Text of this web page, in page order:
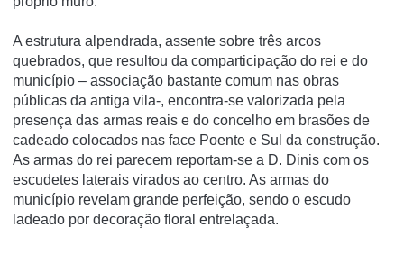
A estrutura alpendrada, assente sobre três arcos
quebrados, que resultou da comparticipação do rei e do
município – associação bastante comum nas obras
públicas da antiga vila-, encontra-se valorizada pela
presença das armas reais e do concelho em brasões de
cadeado colocados nas face Poente e Sul da construção.
As armas do rei parecem reportam-se a D. Dinis com os
escudetes laterais virados ao centro. As armas do
município revelam grande perfeição, sendo o escudo
ladeado por decoração floral entrelaçada.